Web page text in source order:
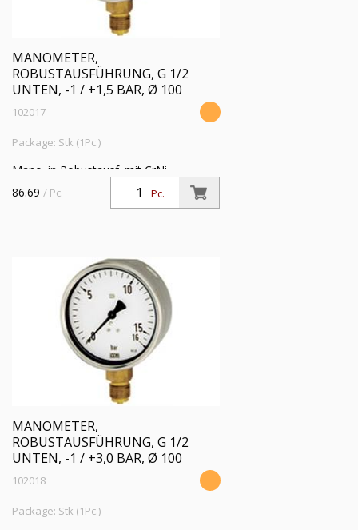
MANOMETER,
ROBUSTAUSFÜHRUNG, G 1/2
UNTEN, -1 / +1,5 BAR, Ø 100
102017
Package: Stk (1Pc.)
Mano. in Robustausf. mit CrNi-
Stahlgeh., Anschluss radial unten, G 1/2,
Typ 212.20, Güteklasse 1,0, Messber. -1
Pc.
86.69 / Pc.
MANOMETER,
ROBUSTAUSFÜHRUNG, G 1/2
UNTEN, -1 / +3,0 BAR, Ø 100
102018
Package: Stk (1Pc.)